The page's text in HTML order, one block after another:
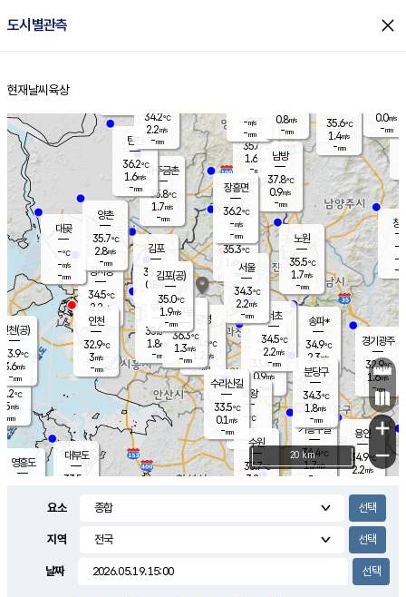
도시별관측 close
홈
현재날씨 육상
의도
℃
m/s
mm
영흥도
양주
35.6℃
1.6
-mm
과천
33.4℃
0.9m/s
- mm
용인
34.9℃
2.2m/s
경기광주
32.9℃
1.6m/s
-mm
1.9m/s
대부도
33.5
경서동
34.5℃
2.2 m/s
-mm
파주금촌
35.8℃
1.7m/s
-mm
35.6℃
1.4m/s
-mm
대곶
-℃
-m/s
-mm
창
-
-m/
-
탄현
36.2℃
1.6m/s
-mm
0.0m/s
-mm
의왕
- ℃
m/s
mm
김포
35.4℃
0.8 m/s
mm
광명
34.6 ℃
1.2 m/s
-mm
부천
35.5℃
1.8m/s
-mm
양촌
35.7℃
2.8m/s
-mm
구로
36.3℃
1.3m/s
-mm
은평
35.3℃
1.6 m/s
- mm
노원
35.5℃
1.7m/s
-mm
송파*
34.9℃
2.3m/s
-mm
서초
34.5℃
2.2m/s
-mm
남방
37.8℃
0.9m/s
-mm
기흥구갈
34.4℃
1.7m/s
-
수리산길
33.5℃
0.1 m/s
-mm
분당구
34.3℃
1.8m/s
-mm
장흥면
36.2℃
-m/s
-mm
-m/s
-mm
인천(공)
33.9℃
3.6m/s
-mm
김포(공)
35.0℃
1.9m/s
-mm
수원
33.7℃
3.2 m/s
인천
32.9℃
3m/s
-mm
서울
34.3℃
2.2m/s
-mm
34.2℃
2.2m/s
-mm
0.8m/s
-mm
+
−
20 km
요소
지역
날짜